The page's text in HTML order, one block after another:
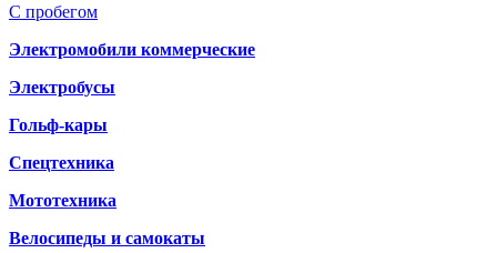
С пробегом
Электромобили коммерческие
Электробусы
Гольф-кары
Спецтехника
Мототехника
Велосипеды и самокаты